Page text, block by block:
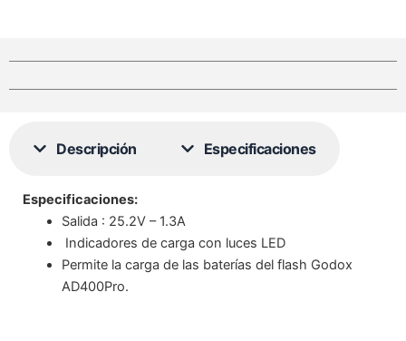
Descripción Especificaciones
Especificaciones:
Salida : 25.2V – 1.3A
Indicadores de carga con luces LED
Permite la carga de las baterías del flash Godox
AD400Pro.